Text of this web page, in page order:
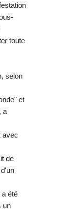
toute
selon
et
a
avec
de
a été
un